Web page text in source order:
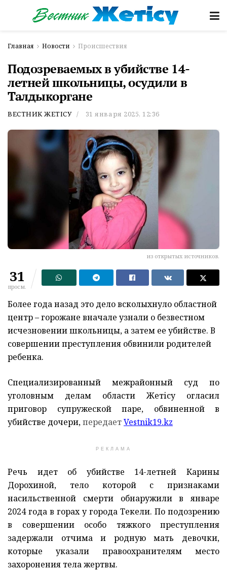
Главная Новости Происшествия
Подозреваемых в убийстве 14-
летней школьницы, осудили в
Талдыкоргане
ВЕСТНИК ЖЕТІСУ 31 января 2025, 12:36
из открытых источников.
31
просм.
Более года назад это дело всколыхнуло областной
центр – горожане вначале узнали о безвестном
исчезновении школьницы, а затем ее убийстве. В
совершении преступления обвинили родителей
ребенка.
Специализированный межрайонный суд по
уголовным делам области Жетісу огласил
приговор супружеской паре, обвиненной в
убийстве дочери,передаетVestnik19.kz
РЕКЛАМА
Речь идет об убийстве 14-летней Карины
Дорохиной, тело которой с признаками
насильственной смерти обнаружили в январе
2024 года в горах у города Текели. По подозрению
в совершении особо тяжкого преступления
задержали отчима и родную мать девочки,
которые указали правоохранителям место
захоронения тела жертвы.